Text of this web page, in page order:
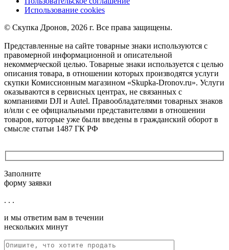
Использование cookies
©️ Скупка Дронов, 2026 г. Все права защищены.
Представленные на сайте товарные знаки используются с
правомерной информационной и описательной
некоммерческой целью. Товарные знаки используется с целью
описания товара, в отношении которых производятся услуги
скупки Комиссионным магазином «Skupka-Dronov.ru». Услуги
оказываются в сервисных центрах, не связанных с
компаниями DJI и Autel. Правообладателями товарных знаков
и/или с ее официальными представителями в отношении
товаров, которые уже были введены в гражданский оборот в
смысле статьи 1487 ГК РФ
Заполните
форму заявки
. . .
и мы ответим вам в течении
нескольких минут